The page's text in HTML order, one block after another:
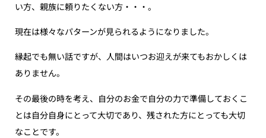
い方、親族に頼りたくない方・・・。
現在は様々なパターンが見られるようになりました。
縁起でも無い話ですが、人間はいつお迎えが来てもおかしくは
ありません。
その最後の時を考え、自分のお金で自分の力で準備しておくこ
とは自分自身にとって大切であり、残された方にとっても大切
なことです。